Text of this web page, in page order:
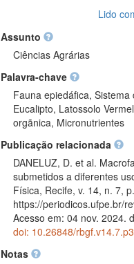
e parâmetros químicos da
dos dados incluiu cálculos
dos grupos, além de
variações significativas na
macrofauna entre os
destaque para maior
e mata ciliar durante o
outono. O clima da região
úmido e o solo como
eventos e 29 camadas. A
evento de coleta e contém
indivíduos por grupo
do solo e índices
Lido
Assunto
Ciências Agrárias
Palavra-chave
Fauna epiedáfica,
Eucalipto, Latossolo
orgãnica, Micronutrientes
Publicação relacionada
DANELUZ, D. et al.
submetidos a diferentes
Física, Recife, v. 14, n. 7,
https://periodicos.ufpe.br/
Acesso em: 04 nov. 2024.
doi: 10.26848/
Notas